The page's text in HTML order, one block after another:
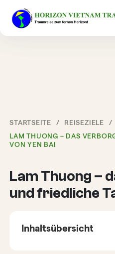
STARTSEITE
REISEZIELE
LAM THUONG – DAS
VON YEN BAI
Lam Thuong –
und friedliche
Inhaltsübersicht